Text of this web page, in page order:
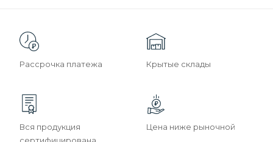
Рассрочка платежа Крытые склады
Вся продукция
Цена ниже рыночной